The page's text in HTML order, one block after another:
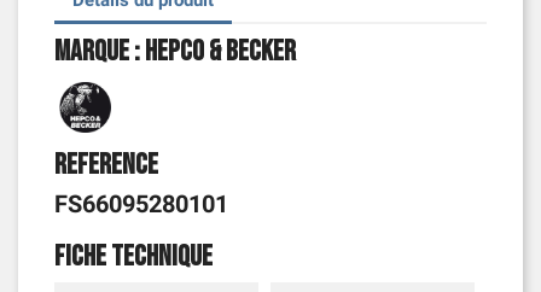
Marque : Hepco & Becker
Reference
FS66095280101
Fiche technique